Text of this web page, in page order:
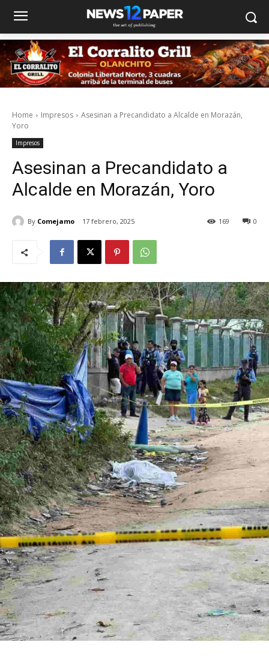
Home Impresos
Asesinan a Precandidato a Alcalde en Morazán,
Yoro
Impresos
Asesinan a Precandidato a
Alcalde en Morazán, Yoro
By Comejamo 17 febrero, 2025 0
169